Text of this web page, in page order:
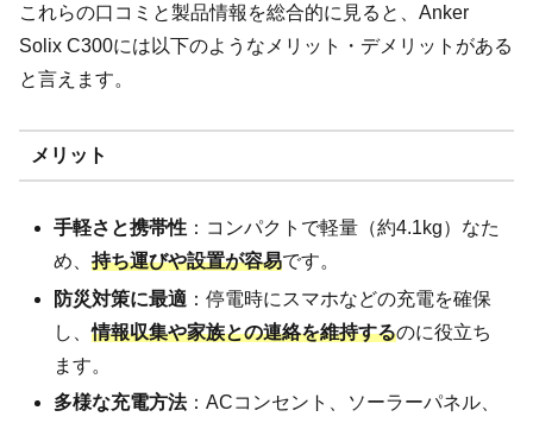
これらの口コミと製品情報を総合的に見ると、Anker
Solix C300には以下のようなメリット・デメリットがある
と言えます。
メリット
手軽さと携帯性 ：コンパクトで軽量（約4.1kg）なた
め、持ち運びや設置が容易です。
防災対策に最適 ：停電時にスマホなどの充電を確保
し、情報収集や家族との連絡を維持するのに役立ち
ます。
多様な充電方法：ACコンセント、ソーラーパネル、